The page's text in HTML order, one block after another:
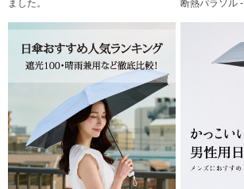
ました。
断熱パラソル -